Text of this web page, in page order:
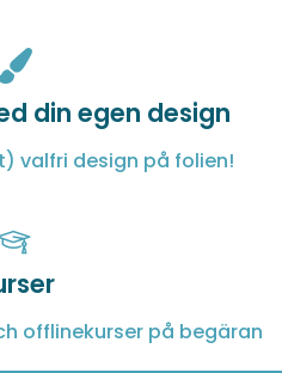
din egen design
valfri design på folien!
offlinekurser på begäran